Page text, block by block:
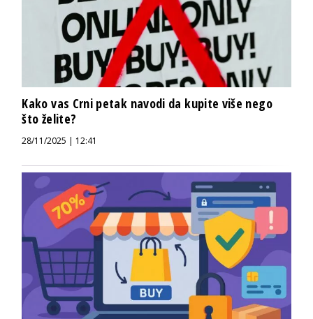
Kako vas Crni petak navodi da kupite više nego
što želite?
28/11/2025 | 12:41